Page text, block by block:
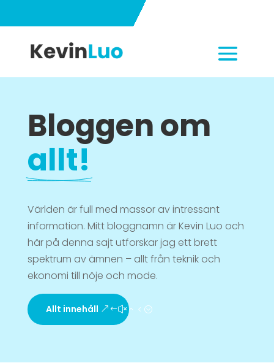
Bloggen om
allt!
Världen är full med massor av intressant
information. Mitt bloggnamn ärKevin Luo och
här på denna sajt utforskar jag ett brett
spektrum av ämnen – allt från teknik och
ekonomi till nöje och mode.
Allt innehåll